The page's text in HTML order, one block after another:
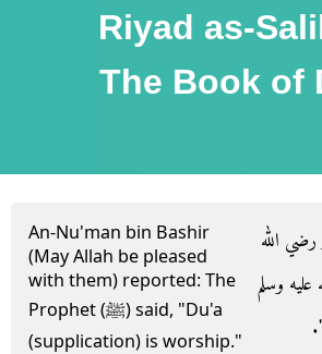
Riyad as-
The Book of
An-Nu'man bin Bashir
(May Allah be pleased
with them) reported: The
Prophet (ﷺ) said, "Du'a
(supplication) is worship."
الله
وسلم